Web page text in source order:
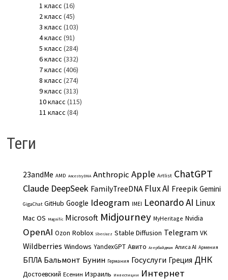
1 класс (16)
2 класс (45)
3 класс (103)
4 класс (91)
5 класс (284)
6 класс (332)
7 класс (406)
8 класс (274)
9 класс (313)
10 класс (115)
11 класс (84)
Теги
23andMe AMD AncestryDNA Anthropic Apple Artlist ChatGPT
Claude DeepSeek FamilyTreeDNA Flux AI Freepik Gemini
GigaChat GitHub Google Ideogram IMEI Leonardo AI Linux
Mac OS Magnific Microsoft Midjourney MyHeritage Nvidia
OpenAI Ozon Roblox SberJazz Stable Diffusion Telegram VK
Wildberries Windows YandexGPT Авито Азербайджан Алиса AI Армения
БПЛА Бальмонт Бунин Германия Госуслуги Греция ДНК
Достоевский Есенин Израиль Инвестиции Интернет